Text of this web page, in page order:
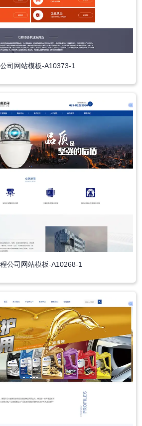
司网站模板-A10373-1
公司网站模板-A10268-1